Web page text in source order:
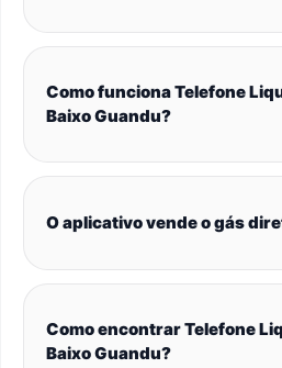
Como funciona Telefone
Baixo Guandu?
O aplicativo vende o gás
Como encontrar Telefone
Baixo Guandu?